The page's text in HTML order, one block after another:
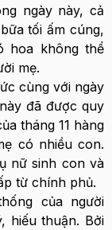
ngày này, cả
tối ấm cúng,
hoa không thể
mẹ.
cùng với ngày
đã được quy
tháng 11 hàng
có nhiều con.
nữ sinh con và
từ chính phủ.
của người
hiếu thuận. Bởi